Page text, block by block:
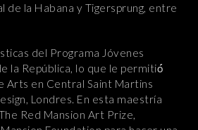
de la Habana y Tigersprung, entre
del Programa Jóvenes
la República, lo que le permitió́
Arts en Central Saint Martins
Londres. En esta maestría
Red Mansion Art Prize,